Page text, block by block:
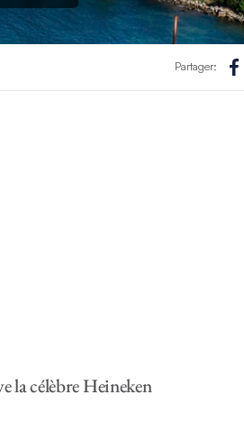
Partager:
la célèbre Heineken